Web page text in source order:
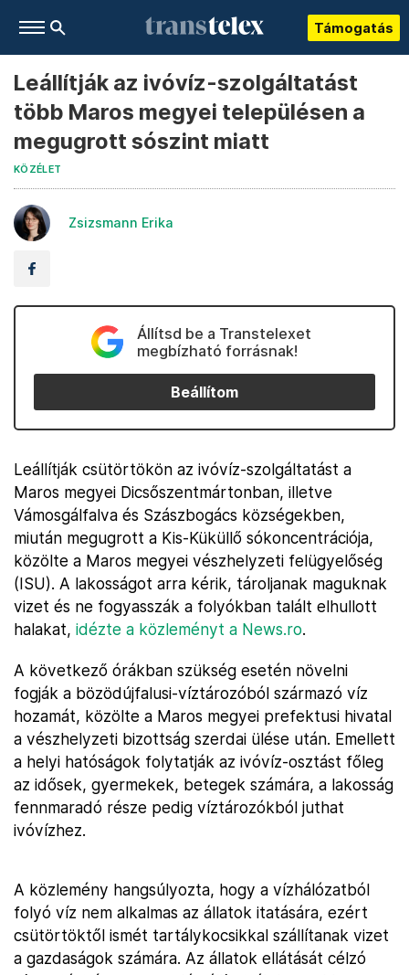
Támogatás
Leállítják az ivóvíz-szolgáltatást
több Maros megyei településen a
megugrott sószint miatt
KÖZÉLET
Zsizsmann Erika
Állítsd be a Transtelexet
megbízható forrásnak!
Beállítom
Leállítják csütörtökön az ivóvíz-szolgáltatást a
Maros megyei Dicsőszentmártonban, illetve
Vámosgálfalva és Szászbogács községekben,
miután megugrott a Kis-Küküllő sókoncentrációja,
közölte a Maros megyei vészhelyzeti felügyelőség
(ISU). A lakosságot arra kérik, tároljanak maguknak
vizet és ne fogyasszák a folyókban talált elhullott
halakat, idézte a közleményt a News.ro.
A következő órákban szükség esetén növelni
fogják a bözödújfalusi-víztározóból származó víz
hozamát, közölte a Maros megyei prefektusi hivatal
a vészhelyzeti bizottság szerdai ülése után. Emellett
a helyi hatóságok folytatják az ivóvíz-osztást főleg
az idősek, gyermekek, betegek számára, a lakosság
fennmaradó része pedig víztározókból juthat
ivóvízhez.
A közlemény hangsúlyozta, hogy a vízhálózatból
folyó víz nem alkalmas az állatok itatására, ezért
csütörtöktől ismét tartálykocsikkal szállítanak vizet
a gazdaságok számára. Az állatok ellátását célzó